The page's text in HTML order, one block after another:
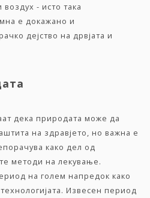
- исто така
е докажано и
дејство на дрвјата и
дека природата може да
на здравјето, но важна е
како дел од
методи на лекување.
на голем напредок како
Извесен период